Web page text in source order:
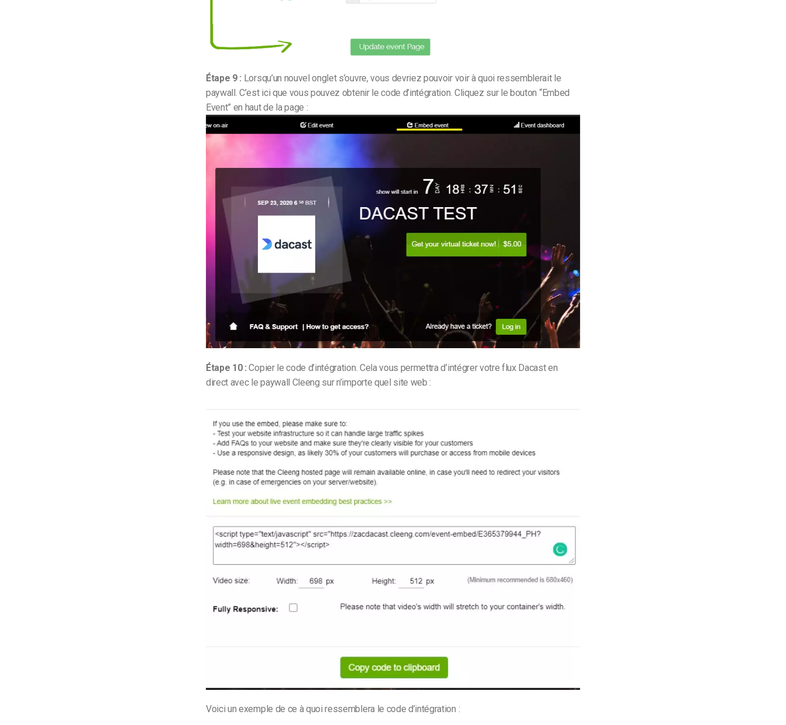
Étape 9 : Lorsqu’un nouvel onglet s’ouvre, vous devriez pouvoir voir à quoi ressemblerait le
paywall. C’est ici que vous pouvez obtenir le code d’intégration. Cliquez sur le bouton “Embed
Event” en haut de la page :
Étape 10 : Copier le code d’intégration. Cela vous permettra d’intégrer votre flux Dacast en
direct avec le paywall Cleeng sur n’importe quel site web :
Voici un exemple de ce à quoi ressemblera le code d’intégration :